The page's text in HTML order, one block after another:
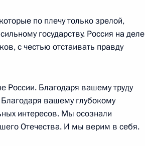
по плечу только зрелой,
государству. Россия на деле
с честью отстаивать правду
России. Благодаря вашему труду
вашему глубокому
интересов. Мы осознали
Отечества. И мы верим в себя.